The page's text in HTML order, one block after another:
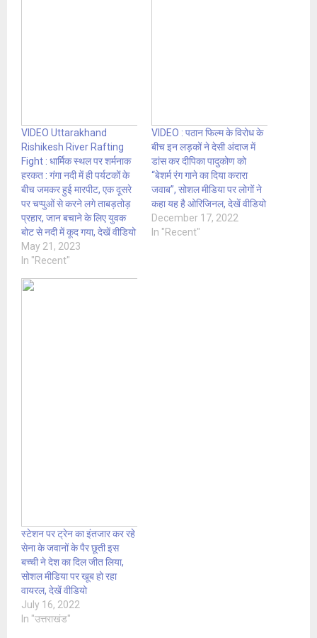
VIDEO Uttarakhand
Rishikesh River Rafting
Fight : धार्मिक स्थल पर शर्मनाक
हरकत : गंगा नदी में ही पर्यटकों के
बीच जमकर हुई मारपीट, एक दूसरे
पर चप्पुओं से करने लगे ताबड़तोड़
प्रहार, जान बचाने के लिए युवक
बोट से नदी में कूद गया, देखें वीडियो
May 21, 2023
In "Recent"
VIDEO : पठान फिल्म के विरोध के
बीच इन लड़कों ने देसी अंदाज में
डांस कर दीपिका पादुकोण को
“बेशर्म रंग गाने का दिया करारा
जवाब”, सोशल मीडिया पर लोगों ने
कहा यह है ओरिजिनल, देखें वीडियो
December 17, 2022
In "Recent"
स्टेशन पर ट्रेन का इंतजार कर रहे
सेना के जवानों के पैर छूती इस
बच्ची ने देश का दिल जीत लिया,
सोशल मीडिया पर खूब हो रहा
वायरल, देखें वीडियो
July 16, 2022
In "उत्तराखंड"